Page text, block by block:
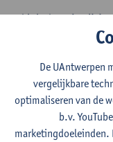
This is the7th
place during August
Belgium as"on
online/hybrid option.
Registration
De UAntwerpen
vergelijkbare
optimaliseren van de
b.v.
marketingdoeleinden.